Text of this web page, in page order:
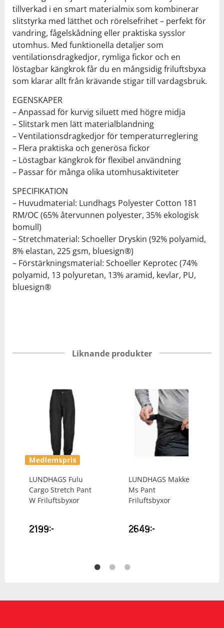
tillverkad i en smart materialmix som kombinerar
slitstyrka med lätthet och rörelsefrihet – perfekt för
vandring, fågelskådning eller praktiska sysslor
utomhus. Med funktionella detaljer som
ventilationsdragkedjor, rymliga fickor och en
löstagbar kängkrok får du en mångsidig friluftsbyxa
som klarar allt från krävande stigar till vardagsbruk.
EGENSKAPER
– Anpassad för kurvig siluett med högre midja
– Slitstark men lätt materialblandning
– Ventilationsdragkedjor för temperaturreglering
– Flera praktiska och generösa fickor
– Löstagbar kängkrok för flexibel användning
– Passar för många olika utomhusaktiviteter
SPECIFIKATION
– Huvudmaterial: Lundhags Polyester Cotton 181
RM/OC (65% återvunnen polyester, 35% ekologisk
bomull)
– Stretchmaterial: Schoeller Dryskin (92% polyamid,
8% elastan, 225 gsm, bluesign®)
– Förstärkningsmaterial: Schoeller Keprotec (74%
polyamid, 13 polyuretan, 13% aramid, kevlar, PU,
bluesign®
Liknande produkter
LUNDHAGS Fulu
Cargo Stretch Pant
W Friluftsbyxor
2199kr
LUNDHAGS Makke
Ms Pant
Friluftsbyxor
2649kr